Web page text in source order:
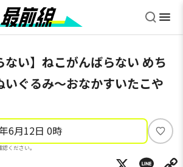
ない】ねこがんばらない めち
いぐるみ～おなかすいたこや
6月12日 0時
ください。
い